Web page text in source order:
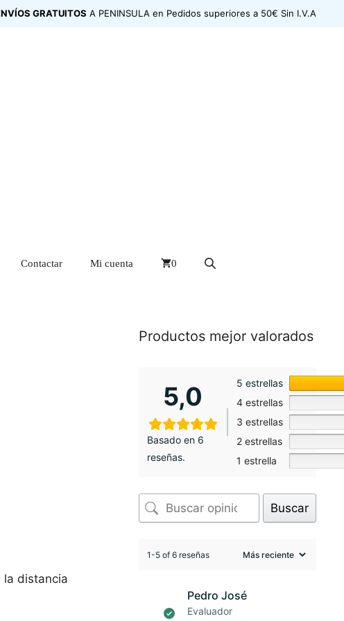
GRATUITOS A PENINSULA en Pedidos superiores a 50€ Sin I.V.A
Contactar Mi cuenta 0
la distancia
Productos mejor valorados
5,0
Basado en 6
reseñas.
5 estrellas
4 estrellas
3 estrellas
2 estrellas
1 estrella
Buscar
1-5 of 6 reseñas
Pedro José
Evaluador